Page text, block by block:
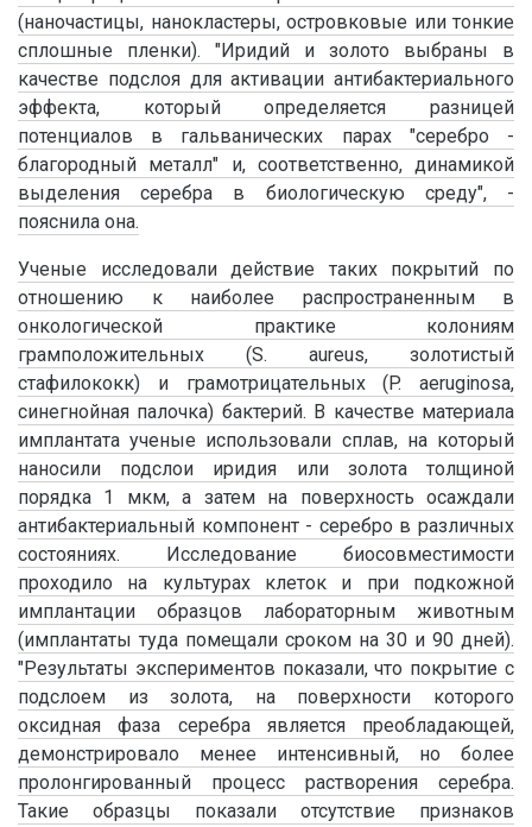
(наночастицы, нанокластеры, островковые или тонкие
сплошные пленки). "Иридий и золото выбраны в
качестве подслоя для активации антибактериального
эффекта, который определяется разницей
потенциалов в гальванических парах "серебро -
благородный металл" и, соответственно, динамикой
выделения серебра в биологическую среду", -
пояснила она.
Ученые исследовали действие таких покрытий по
отношению к наиболее распространенным в
онкологической практике колониям
грамположительных (S. аureus, золотистый
стафилококк) и грамотрицательных (P. аeruginosa,
синегнойная палочка) бактерий. В качестве материала
имплантата ученые использовали сплав, на который
наносили подслои иридия или золота толщиной
порядка 1 мкм, а затем на поверхность осаждали
антибактериальный компонент - серебро в различных
состояниях. Исследование биосовместимости
проходило на культурах клеток и при подкожной
имплантации образцов лабораторным животным
(имплантаты туда помещали сроком на 30 и 90 дней).
"Результаты экспериментов показали, что покрытие с
подслоем из золота, на поверхности которого
оксидная фаза серебра является преобладающей,
демонстрировало менее интенсивный, но более
пролонгированный процесс растворения серебра.
Такие образцы показали отсутствие признаков